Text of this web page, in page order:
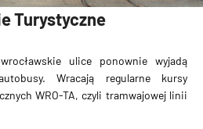
Turystyczne
ulice ponownie wyjadą
Wracają regularne kursy
WRO-TA, czyli tramwajowej linii